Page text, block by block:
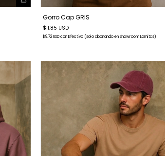
Gorro Cap GRIS
$11.85 USD
$9.72 USDconEfectivo (solo abonando en Showroom Lomitas)